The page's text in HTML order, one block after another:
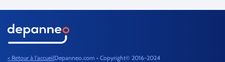
< Retour à l'accueilDepanneo.com • Copyright© 2016-2024